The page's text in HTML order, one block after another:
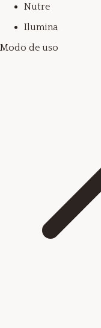
Nutre
Ilumina
Modo de uso